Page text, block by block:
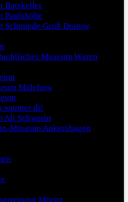
Ratskeller
Paulshöhe
Schmiede Groß Dratow
Museum Waren
Malchow
wunner di!
Alt Schwerin
Museum Ankershagen
Müritz